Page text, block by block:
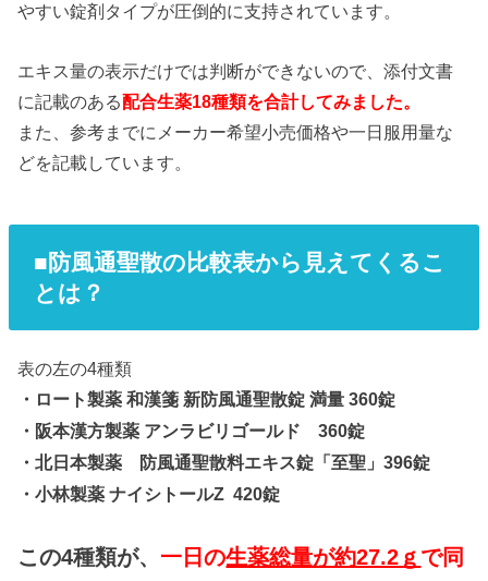
やすい錠剤タイプが圧倒的に支持されています。
エキス量の表示だけでは判断ができないので、添付文書
に記載のある配合生薬18種類を合計してみました。
また、参考までにメーカー希望小売価格や一日服用量な
どを記載しています。
■防風通聖散の比較表から見えてくるこ
とは？
表の左の4種類
・ロート製薬 和漢箋 新防風通聖散錠 満量 360錠
・阪本漢方製薬 アンラビリゴールド 360錠
・北日本製薬 防風通聖散料エキス錠「至聖」396錠
・小林製薬 ナイシトールZ 420錠
この4種類が、 一日の生薬総量が約27.2ｇ で同